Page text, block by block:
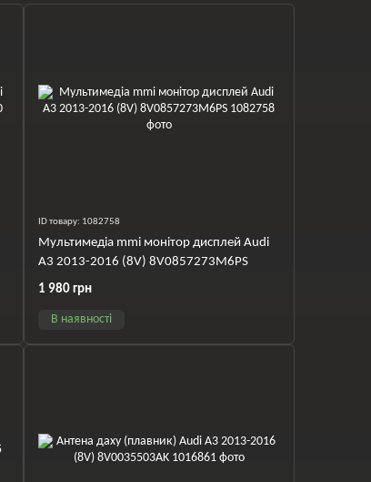
ID товару: 1082758
Мультимедіа mmi монітор дисплей Audi
A3 2013-2016 (8V) 8V0857273M6PS
1 980 грн
В наявності